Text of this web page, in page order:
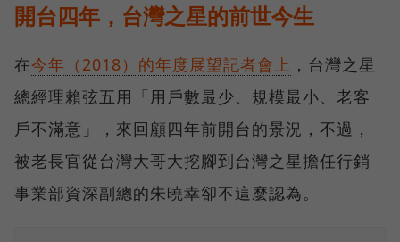
開台四年，台灣之星的前世今生
在今年（2018）的年度展望記者會上 ，台灣之星
總經理賴弦五用「用戶數最少、規模最小、老客
戶不滿意」，來回顧四年前開台的景況，不過，
被老長官從台灣大哥大挖腳到台灣之星擔任行銷
事業部資深副總的朱曉幸卻不這麼認為。